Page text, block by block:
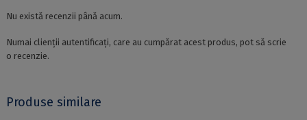
Nu există recenzii până acum.
Numai clienții autentificați, care au cumpărat acest produs, pot să scrie
o recenzie.
Produse similare